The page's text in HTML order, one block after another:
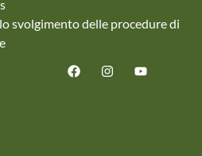
svolgimento delle procedure di